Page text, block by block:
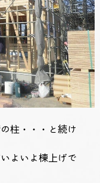
柱・・・と続け
よいよ棟上げで